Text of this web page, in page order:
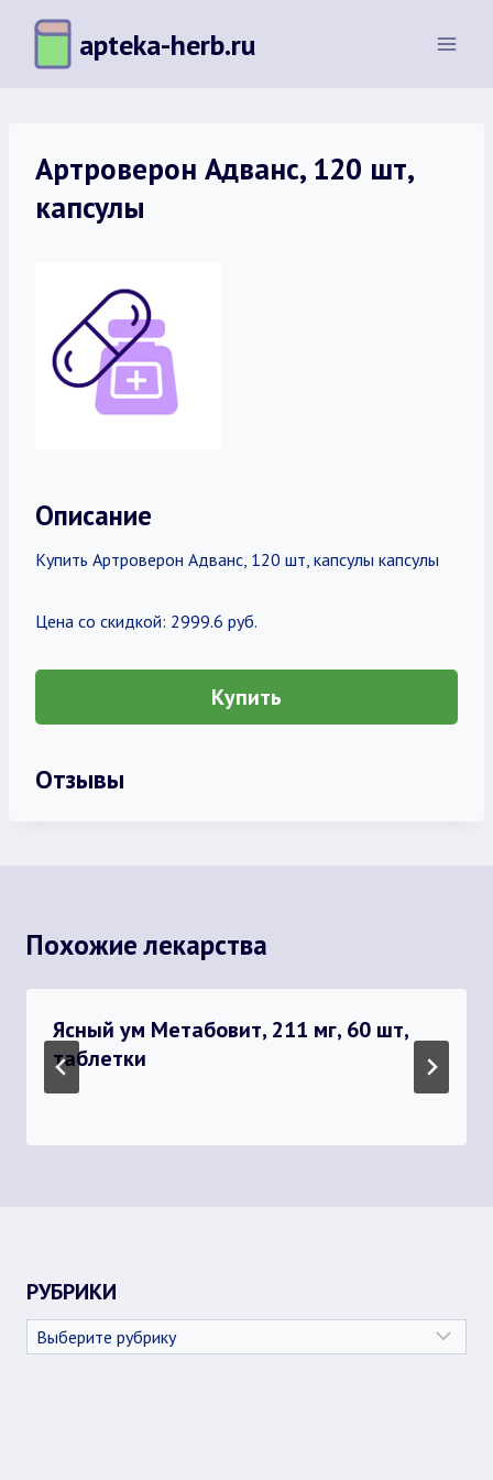
Перейти
содержимому
apteka-herb.ru
Артроверон Адванс, 120 шт,
капсулы
Описание
Купить Артроверон Адванс, 120 шт, капсулы капсулы
Цена со скидкой: 2999.6 руб.
Купить
Отзывы
Похожие лекарства
Ясный ум Метабовит, 211 мг, 60 шт,
таблетки
РУБРИКИ
Рубрики